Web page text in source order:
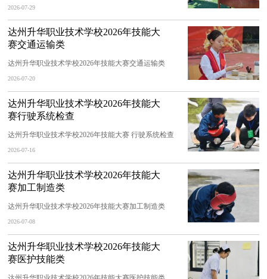
2026-07-29
达州升华职业技术学校2026年技能大
赛交通运输类
达州升华职业技术学校2026年技能大赛交通运输类
2026-07-20
达州升华职业技术学校2026年技能大
赛行驶系统检查
达州升华职业技术学校2026年技能大赛 行驶系统检查
2026-07-16
达州升华职业技术学校2026年技能大
赛加工制造类
达州升华职业技术学校2026年技能大赛加工制造类
2026-07-08
达州升华职业技术学校2026年技能大
赛医护技能类